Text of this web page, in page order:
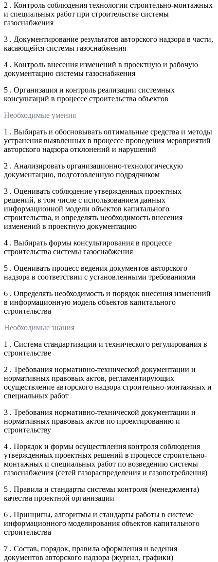
2 . Контроль соблюдения технологии строительно-монтажных
и специальных работ при строительстве системы
газоснабжения
3 . Документирование результатов авторского надзора в части,
касающейся системы газоснабжения
4 . Контроль внесения изменений в проектную и рабочую
документацию системы газоснабжения
5 . Организация и контроль реализации системных
консультаций в процессе строительства объектов
Необходимые умения
1 . Выбирать и обосновывать оптимальные средства и методы
устранения выявленных в процессе проведения мероприятий
авторского надзора отклонений и нарушений
2 . Анализировать организационно-технологическую
документацию, подготовленную подрядчиком
3 . Оценивать соблюдение утвержденных проектных
решений, в том числе с использованием данных
информационной модели объектов капитального
строительства, и определять необходимость внесения
изменений в проектную документацию
4 . Выбирать формы консультирования в процессе
строительства системы газоснабжения
5 . Оценивать процесс ведения документов авторского
надзора в соответствии с установленными требованиями
6 . Определять необходимость и порядок внесения изменений
в информационную модель объектов капитального
строительства
Необходимые знания
1 . Система стандартизации и технического регулирования в
строительстве
2 . Требования нормативно-технической документации и
нормативных правовых актов, регламентирующих
осуществление авторского надзора строительно-монтажных и
специальных работ
3 . Требования нормативно-технической документации и
нормативных правовых актов по проектированию и
строительству
4 . Порядок и формы осуществления контроля соблюдения
утвержденных проектных решений в процессе строительно-
монтажных и специальных работ по возведению системы
газоснабжения (сетей газораспределения и газопотребления)
5 . Правила и стандарты системы контроля (менеджмента)
качества проектной организации
6 . Принципы, алгоритмы и стандарты работы в системе
информационного моделирования объектов капитального
строительства
7 . Состав, порядок, правила оформления и ведения
документов авторского надзора (журнал, графики)